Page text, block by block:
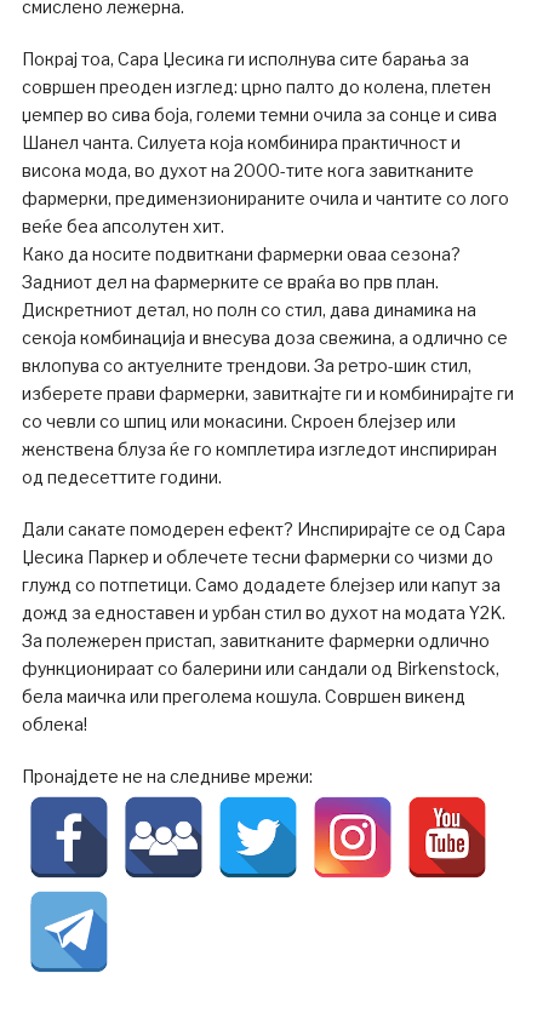
смислено лежерна.
Покрај тоа, Сара Џесика ги исполнува сите барања за
совршен преоден изглед: црно палто до колена, плетен
џемпер во сива боја, големи темни очила за сонце и сива
Шанел чанта. Силуета која комбинира практичност и
висока мода, во духот на 2000-тите кога завитканите
фармерки, предимензионираните очила и чантите со лого
веќе беа апсолутен хит.
Како да носите подвиткани фармерки оваа сезона?
Задниот дел на фармерките се враќа во прв план.
Дискретниот детал, но полн со стил, дава динамика на
секоја комбинација и внесува доза свежина, а одлично се
вклопува со актуелните трендови. За ретро-шик стил,
изберете прави фармерки, завиткајте ги и комбинирајте ги
со чевли со шпиц или мокасини. Скроен блејзер или
женствена блуза ќе го комплетира изгледот инспириран
од педесеттите години.
Дали сакате помодерен ефект? Инспирирајте се од Сара
Џесика Паркер и облечете тесни фармерки со чизми до
глужд со потпетици. Само додадете блејзер или капут за
дожд за едноставен и урбан стил во духот на модата Y2K.
За полежерен пристап, завитканите фармерки одлично
функционираат со балерини или сандали од Birkenstock,
бела маичка или преголема кошула. Совршен викенд
облека!
Пронајдете не на следниве мрежи: